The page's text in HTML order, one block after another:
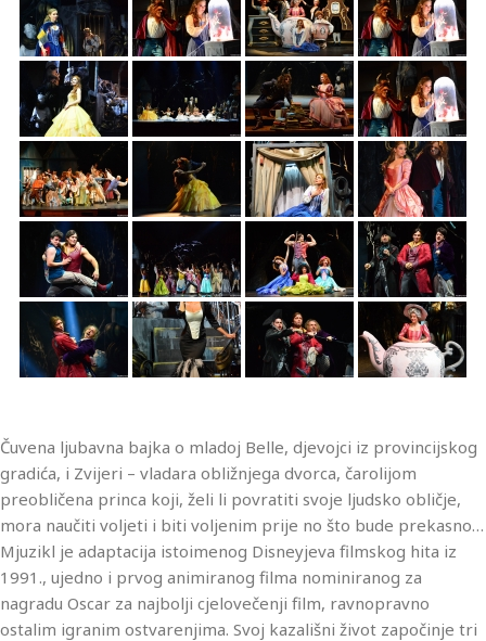
Čuvena ljubavna bajka o mladoj Belle, djevojci iz provincijskog
gradića, i Zvijeri – vladara obližnjega dvorca, čarolijom
preobličena princa koji, želi li povratiti svoje ljudsko obličje,
mora naučiti voljeti i biti voljenim prije no što bude prekasno…
Mjuzikl je adaptacija istoimenog Disneyjeva filmskog hita iz
1991., ujedno i prvog animiranog filma nominiranog za
nagradu Oscar za najbolji cjelovečenji film, ravnopravno
ostalim igranim ostvarenjima. Svoj kazališni život započinje tri